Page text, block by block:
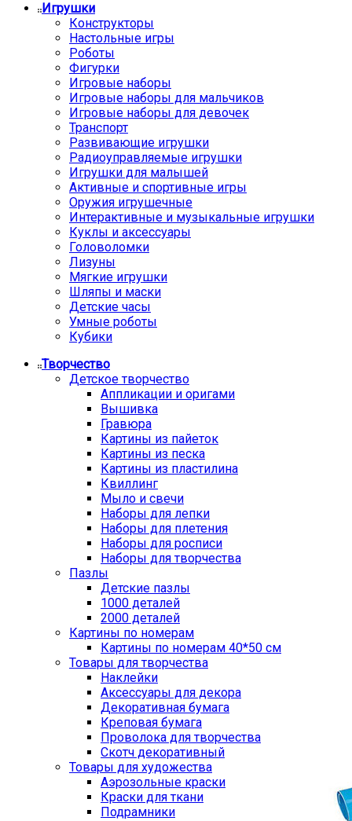
Игрушки
Конструкторы
Настольные игры
Роботы
Фигурки
Игровые наборы
Игровые наборы для мальчиков
Игровые наборы для девочек
Транспорт
Развивающие игрушки
Радиоуправляемые игрушки
Игрушки для малышей
Активные и спортивные игры
Оружия игрушечные
Интерактивные и музыкальные игрушки
Куклы и аксессуары
Головоломки
Лизуны
Мягкие игрушки
Шляпы и маски
Детские часы
Умные роботы
Кубики
Творчество
Детское творчество
Аппликации и оригами
Вышивка
Гравюра
Картины из пайеток
Картины из песка
Картины из пластилина
Квиллинг
Мыло и свечи
Наборы для лепки
Наборы для плетения
Наборы для росписи
Наборы для творчества
Пазлы
Детские пазлы
1000 деталей
2000 деталей
Картины по номерам
Картины по номерам 40*50 см
Товары для творчества
Наклейки
Аксессуары для декора
Декоративная бумага
Креповая бумага
Проволока для творчества
Скотч декоративный
Товары для художества
Аэрозольные краски
Краски для ткани
Подрамники